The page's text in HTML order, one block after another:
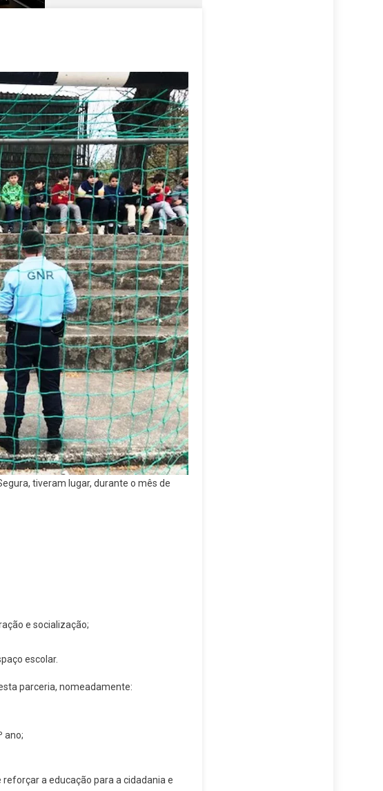
tiveram lugar, durante o mês de
e socialização;
escolar.
parceria, nomeadamente:
ano;
a educação para a cidadania e